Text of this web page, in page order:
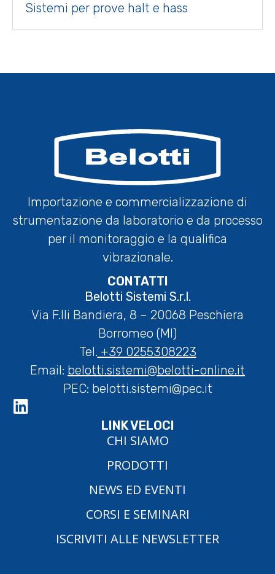
Sistemi per prove halt e hass
Importazione e commercializzazione di
strumentazione da laboratorio e da processo
per il monitoraggio e la qualifica
vibrazionale.
CONTATTI
Belotti Sistemi S.r.l.
Via F.lli Bandiera, 8 – 20068 Peschiera
Borromeo (MI)
Tel. +39 0255308223
Email: belotti.sistemi@belotti-online.it
PEC: belotti.sistemi@pec.it
LINK VELOCI
CHI SIAMO
PRODOTTI
NEWS ED EVENTI
CORSI E SEMINARI
ISCRIVITI ALLE NEWSLETTER